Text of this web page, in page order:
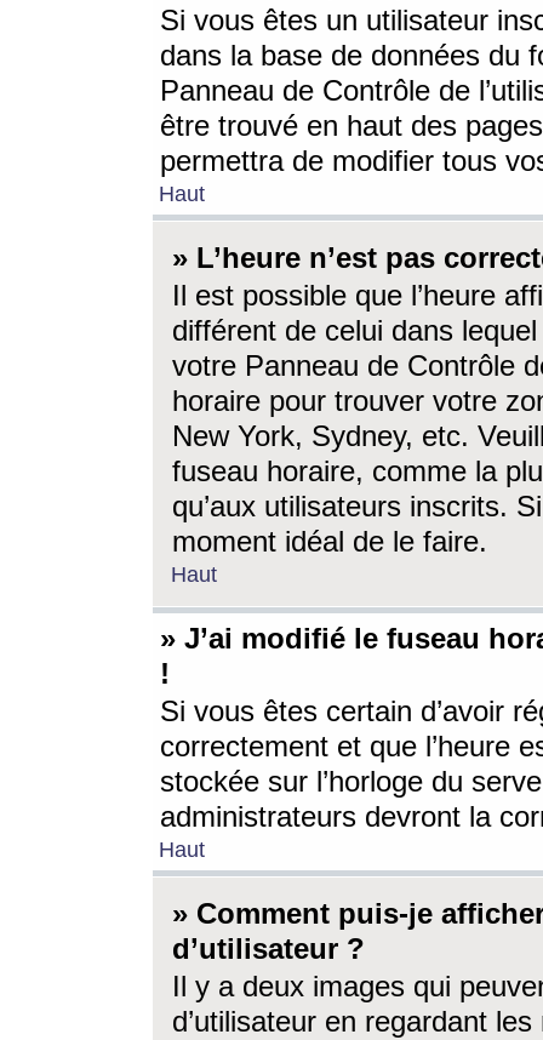
Si vous êtes un utilisateur
dans la base de données du
Panneau de Contrôle de
être trouvé en haut des
permettra de modifier tous
Haut
» L’heure n’est pas
Il est possible que l’heure
différent de celui dans
votre Panneau de Contrôle
horaire pour trouver votre
New York, Sydney, etc.
fuseau horaire, comme la
qu’aux utilisateurs inscrits.
moment idéal de le faire.
Haut
» J’ai modifié le fuseau
!
Si vous êtes certain d’avoir
correctement et que l’heure
stockée sur l’horloge du
administrateurs devront la
Haut
» Comment puis-je
d’utilisateur ?
Il y a deux images qui
d’utilisateur en regardant